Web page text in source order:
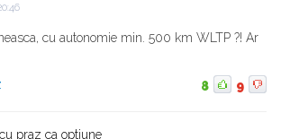
cu autonomie min. 500 km WLTP ?! Ar
8 9
praz ca optiune